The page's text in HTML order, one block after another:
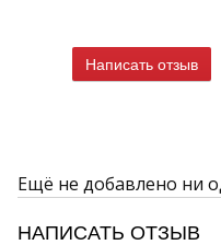
Написать отзыв
Ещё не добавлено ни
НАПИСАТЬ ОТЗЫВ